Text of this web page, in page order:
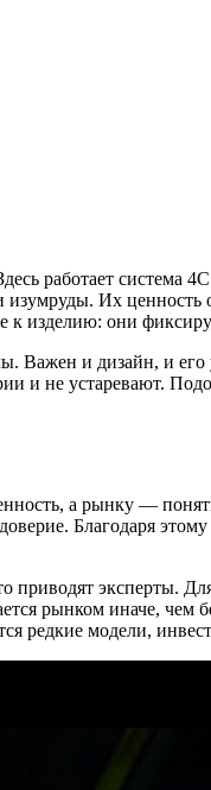
работает система
Их
изделию: они
и дизайн, и
и не устаревают.
а рынку —
Благодаря
приводят эксперты.
рынком иначе, чем
редкие модели,